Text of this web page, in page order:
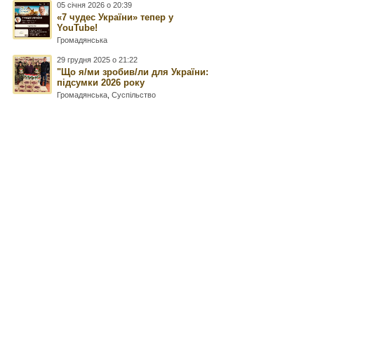
05 січня 2026 о 20:39
«7 чудес України» тепер у
YouTube!
Громадянська
29 грудня 2025 о 21:22
"Що я/ми зробив/ли для України:
підсумки 2026 року
Громадянська ,Суспільство